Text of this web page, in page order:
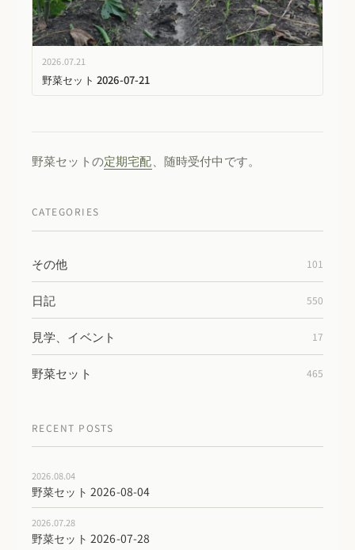
2026.07.21
野菜セット 2026-07-21
野菜セットの定期宅配、随時受付中です。
CATEGORIES
その他 101
日記 550
見学、イベント 17
野菜セット 465
RECENT POSTS
2026.08.04
野菜セット 2026-08-04
2026.07.28
野菜セット 2026-07-28